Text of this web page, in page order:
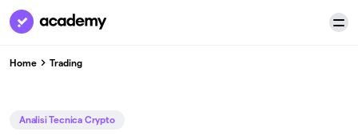
Home Trading
Analisi Tecnica Crypto